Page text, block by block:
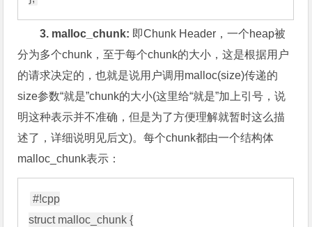
3. malloc_chunk: 即Chunk Header，一个heap被
分为多个chunk，至于每个chunk的大小，这是根据用户
的请求决定的，也就是说用户调用malloc(size)传递的
size参数“就是”chunk的大小(这里给“就是”加上引号，说
明这种表示并不准确，但是为了方便理解就暂时这么描
述了，详细说明见后文)。每个chunk都由一个结构体
malloc_chunk表示：
#!cpp
struct malloc_chunk {